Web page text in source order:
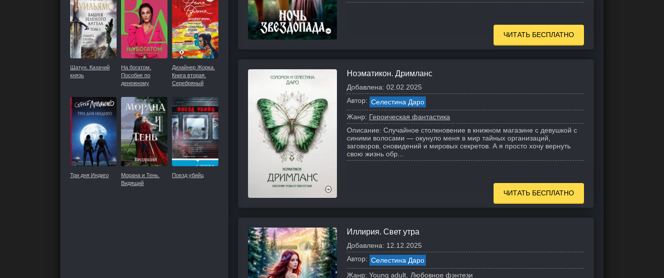
ЧИТАТЬ БЕСПЛАТНО
Ноэматикон. Дримланс
Добавлена: 02.02.2025
Автор: Селестина Даро
Жанр: Героическая фантастика
Описание: Случайное столкновение в книжном магазине с девушкой с
синими волосами — окунуло меня в мир тайных организаций,
заговоров, сновидений и мировых секретов. А я просто хочу вернуть
свою жизнь обр...
ЧИТАТЬ БЕСПЛАТНО
Иллирия. Свет утра
Добавлена: 12.12.2025
Автор: Селестина Даро
Жанр: Young adult Любовное фэнтези
Шатун. Казачий
князь
На богатом.
Пособие по
денежному
Дизайнер Жорка.
Книга вторая.
Серебряный
Три дня Индиго
Морана и Тень.
Видящий
Поезд убийц